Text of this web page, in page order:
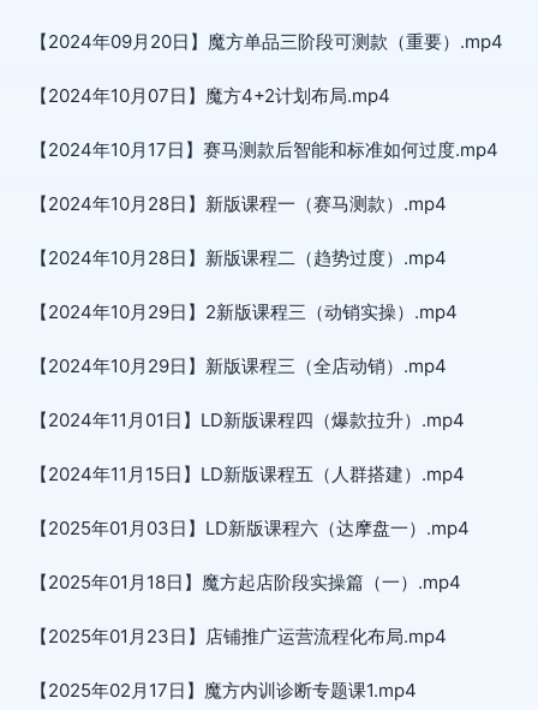
【2024年09月20日】魔方单品三阶段可测款（重要）.mp4
【2024年10月07日】魔方4+2计划布局.mp4
【2024年10月17日】赛马测款后智能和标准如何过度.mp4
【2024年10月28日】新版课程一（赛马测款）.mp4
【2024年10月28日】新版课程二（趋势过度）.mp4
【2024年10月29日】2新版课程三（动销实操）.mp4
【2024年10月29日】新版课程三（全店动销）.mp4
【2024年11月01日】LD新版课程四（爆款拉升）.mp4
【2024年11月15日】LD新版课程五（人群搭建）.mp4
【2025年01月03日】LD新版课程六（达摩盘一）.mp4
【2025年01月18日】魔方起店阶段实操篇（一）.mp4
【2025年01月23日】店铺推广运营流程化布局.mp4
【2025年02月17日】魔方内训诊断专题课1.mp4